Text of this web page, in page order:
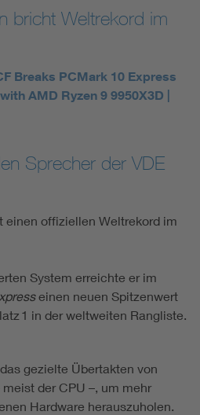
bricht Weltrekord im
Breaks PCMark 10 Express
AMD Ryzen 9 9950X3D |
Sprecher der VDE
einen offiziellen Weltrekord im
System erreichte er im
einen neuen Spitzenwert
1 in der weltweiten Rangliste.
gezielte Übertakten von
der CPU –, um mehr
Hardware herauszuholen.